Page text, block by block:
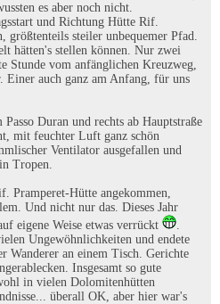
es aber noch nicht.
und Richtung Hütte Rif.
größtenteils steiler unbequemer Pfad.
hätten's stellen können. Nur zwei
Stunde vom anfänglichen Kreuzweg,
Einer auch ganz am Anfang, für uns
Duran und rechts ab Hauptstraße
mit feuchter Luft ganz schön
Ventilator ausgefallen und
Tropen.
Pramperet-Hütte angekommen,
Und nicht nur das. Dieses Jahr
eigene Weise etwas verrückt
.
Ungewöhnlichkeiten und endete
Wanderer an einem Tisch. Gerichte
Insgesamt so gute
in vielen Dolomitenhütten
überall OK, aber hier war's